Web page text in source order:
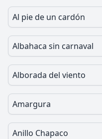
Al pie de un cardón
Albahaca sin carnaval
Alborada del viento
Amargura
Anillo Chapaco